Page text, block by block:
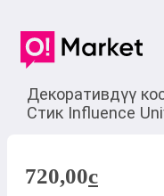
Декоративдүү
Стик Influence
720,00c